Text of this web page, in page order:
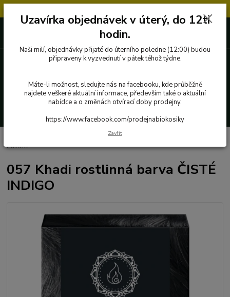
727 862 655, 737 283 505
057 Khadi rostlinná barva ČISTÉ
INDIGO
057 Khadi rostlinná barva ČISTÉ
INDIGO
Uzavírka objednávek v úterý, do 12ti
hodin.
Naši milí, objednávky přijaté do úterního poledne (12:00) budou
připraveny k vyzvednutí v pátek téhož týdne.
Máte-li možnost, sledujte nás na facebooku, kde průběžně
najdete veškeré aktuální informace, především také o aktuální
nabídce a o změnách otvírací doby prodejny.
https://www.facebook.com/prodejnabiokosiky
Zavřít